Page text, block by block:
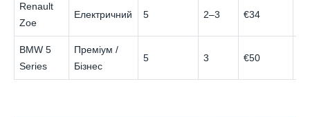
Renault
Zoe
Електричний 5 2–3 €34
BMW 5
Series
Преміум /
Бізнес
5 3 €50